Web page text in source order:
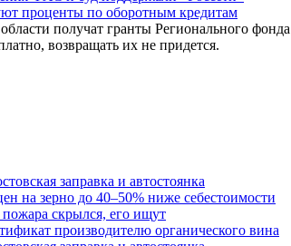
проценты по оборотным кредитам
получат гранты Регионального
возвращать их не придется.
заправка и автостоянка
на зерно до 40–50% ниже себестоимости
скрылся, его ищут
производителю органического вина